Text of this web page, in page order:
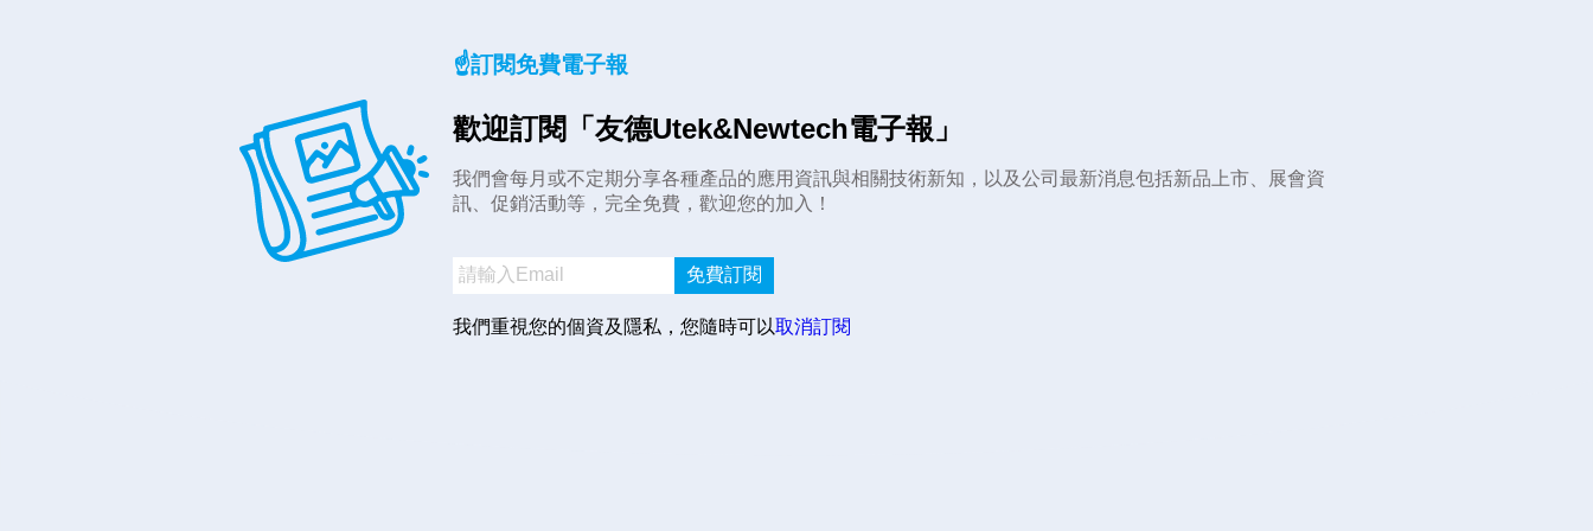
☝️訂閱免費電子報
歡迎訂閱「友德Utek&Newtech電子報」
我們會每月或不定期分享各種產品的應用資訊與相關技術新知，以及公司最新消息包括新品上市、展會資
訊、促銷活動等，完全免費，歡迎您的加入！
免費訂閱
我們重視您的個資及隱私，您隨時可以取消訂閱